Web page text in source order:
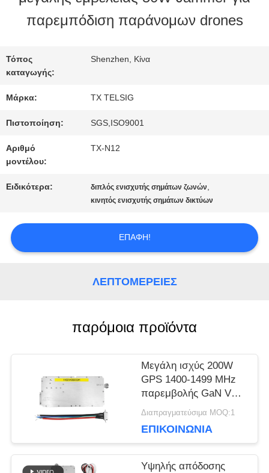
ΠΟΙΟΤΙΚΌΣ
ΈΛΕΓΧΟΣ
ΜΑΣ
ΕΛΆΤΕ
ΣΕ
ΕΠΑΦΉ
ΕΙΔΉΣΕΙΣ
ΈΝΑ
ΑΠΌΣΠΑΣΜΑ
SITEMAP
παρεμπόδιση παράνομων drones
Τόπος
καταγωγής:
Shenzhen, Κίνα
Μάρκα: TX TELSIG
Πιστοποίηση: SGS,ISO9001
Αριθμό
μοντέλου:
TX-N12
Ειδικότερα: διπλός ενισχυτής σημάτων ζωνών,
κινητός ενισχυτής σημάτων δικτύων
ΕΠΑΦΉ!
ΛΕΠΤΟΜΈΡΕΙΕΣ
παρόμοια προϊόντα
Μεγάλη ισχύς 200W
GPS 1400-1499 MHz
παρεμβολής GaN VCO
διαμόρφωσης
Διαπραγματεύσιμα MOQ:1
ΕΠΙΚΟΙΝΩΝΊΑ
Υψηλής απόδοσης